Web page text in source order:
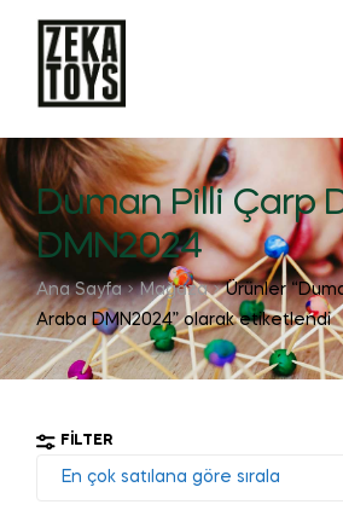
Duman Pilli Çarp
DMN2024
Ana Sayfa Mağaza
Ürünler
Araba DMN2024” olarak etiketlendi
FILTER